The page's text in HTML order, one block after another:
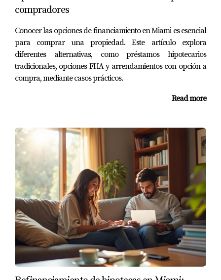
No subestimes el poder de un buen préstamo.
Investiga todas tus opciones antes de
decidirte.
Preguntas frecuentes
verificar si cumples con los requisitos necesarios.
¿Los programas tienen fechas límites?
Sí, muchos programas tienen plazos específicos o fondos
limitados, así que es importante actuar rápidamente.
¿Puedo aplicar a más de un programa?
En muchos casos sí puedes aplicar a varios programas
simultáneamente, siempre y cuando cumplas con los
criterios requeridos.
¿Es necesario tener un buen crédito?
compradores
Conocer las opciones de financiamiento en Miami es esencial
para comprar una propiedad. Este artículo explora
diferentes alternativas, como préstamos hipotecarios
tradicionales, opciones FHA y arrendamientos con opción a
compra, mediante casos prácticos.
Read more